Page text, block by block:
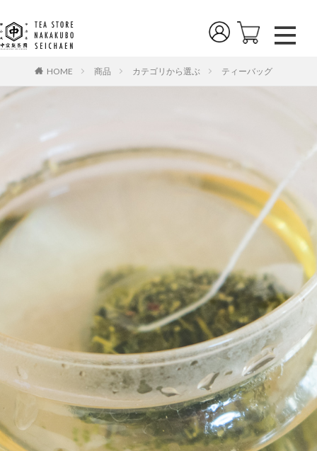
HOME 商品 カテゴリから選ぶ ティーバッグ